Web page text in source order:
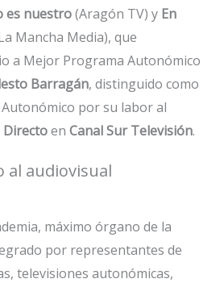
es nuestro(Aragón TV) y En
Mancha Media), que
a Mejor Programa Autonómico
Barragán, distinguido como
por su labor al
Directoen Canal Sur Televisión.
al audiovisual
máximo órgano de la
por representantes de
televisiones autonómicas,